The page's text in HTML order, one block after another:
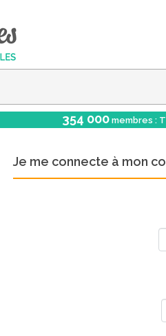
354 000 membres :
Je me connecte à mon